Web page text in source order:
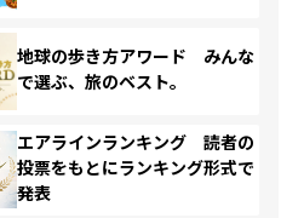
地球の歩き方アワード みんな
で選ぶ、旅のベスト。
エアラインランキング 読者の
投票をもとにランキング形式で
発表